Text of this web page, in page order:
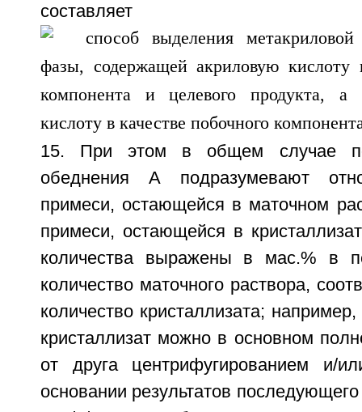
составляет
15. При этом в общем случае
обеднения А подразумевают
примеси, остающейся в маточном
примеси, остающейся в
количества выражены в мас.% в
количество маточного раствора,
количество кристаллизата;
кристаллизат можно в основном
от друга центрифугированием и/
основании результатов